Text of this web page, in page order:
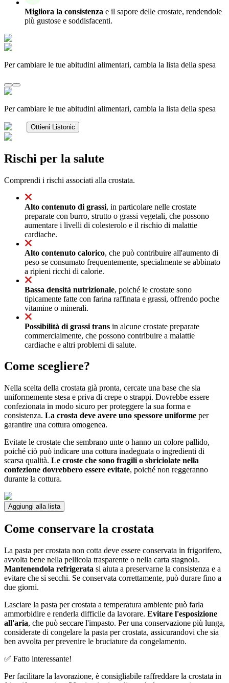
Migliora la consistenza e il sapore delle crostate, rendendole
più gustose e soddisfacenti.
Per cambiare le tue abitudini alimentari, cambia la lista della spesa
Per cambiare le tue abitudini alimentari, cambia la lista della spesa
Ottieni Listonic
Rischi per la salute
Comprendi i rischi associati alla crostata.
Alto contenuto di grassi, in particolare nelle crostate
preparate con burro, strutto o grassi vegetali, che possono
aumentare i livelli di colesterolo e il rischio di malattie
cardiache.
Alto contenuto calorico, che può contribuire all'aumento di
peso se consumato frequentemente, specialmente se abbinato
a ripieni ricchi di calorie.
Bassa densità nutrizionale, poiché le crostate sono
tipicamente fatte con farina raffinata e grassi, offrendo poche
vitamine o minerali.
Possibilità di grassi trans in alcune crostate preparate
commercialmente, che possono contribuire a malattie
cardiache e altri problemi di salute.
Come scegliere?
Nella scelta della crostata già pronta, cercate una base che sia
uniformemente stesa e priva di crepe o strappi. Dovrebbe essere
confezionata in modo sicuro per proteggere la sua forma e
consistenza. La crosta deve avere uno spessore uniforme per
garantire una cottura omogenea.
Evitate le crostate che sembrano unte o hanno un colore pallido,
poiché ciò può indicare una cottura inadeguata o ingredienti di
scarsa qualità. Le croste che sono fragili o sbriciolate nella
confezione dovrebbero essere evitate, poiché non reggeranno
durante la cottura.
Aggiungi alla lista
Come conservare la crostata
La pasta per crostata non cotta deve essere conservata in frigorifero,
avvolta bene nella pellicola trasparente o nella carta stagnola.
Mantenendola refrigerata si aiuta a preservarne la consistenza e a
evitare che si secchi. Se conservata correttamente, può durare fino a
due giorni.
Lasciare la pasta per crostata a temperatura ambiente può farla
ammorbidire e renderla difficile da lavorare. Evitare l'esposizione
all'aria, che può seccare l'impasto. Per una conservazione più lunga,
considerate di congelare la pasta per crostata, assicurandovi che sia
ben avvolta per prevenire le bruciature da congelamento.
✅ Fatto interessante!
Per facilitare la lavorazione, è consigliabile raffreddare la crostata in